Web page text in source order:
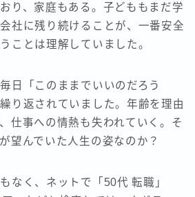
り、家庭もある。子どももまだ学
社に残り続けることが、一番安全
ことは理解していました。
日「このままでいいのだろう
り返されていました。年齢を理由
仕事への情熱も失われていく。そ
望んでいた人生の姿なのか？
なく、ネットで「50代 転職」